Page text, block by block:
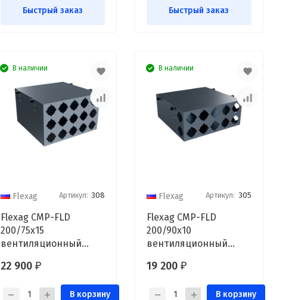
Быстрый заказ Быстрый заказ
В наличии
Flexag Артикул: 308
Flexag CMP-FLD
200/75x15
вентиляционный
15/21 выходов FLD
22 900 ₽
В корзину
В наличии
Flexag Артикул: 305
Flexag CMP-FLD
200/90x10
вентиляционный
10/14 выходов FLD
19 200 ₽
В корзину